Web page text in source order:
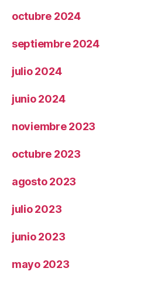
octubre 2024
septiembre 2024
julio 2024
junio 2024
noviembre 2023
octubre 2023
agosto 2023
julio 2023
junio 2023
mayo 2023